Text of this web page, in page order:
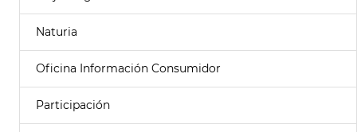
Naturia
Oficina Información Consumidor
Participación